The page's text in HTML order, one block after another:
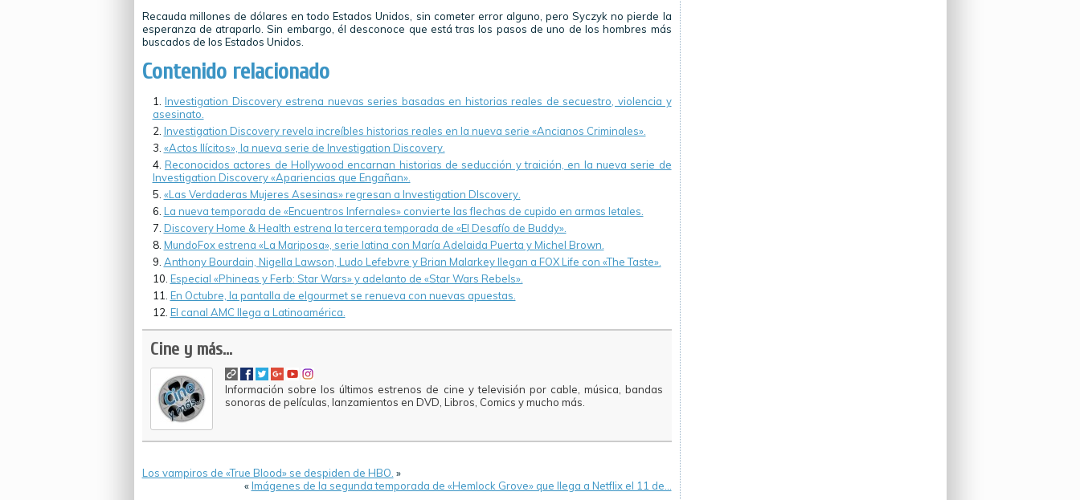
Recauda millones de dólares en todo Estados Unidos, sin cometer error alguno, pero Syczyk no pierde la
esperanza de atraparlo. Sin embargo, él desconoce que está tras los pasos de uno de los hombres más
buscados de los Estados Unidos.
Contenido relacionado
Investigation Discovery estrena nuevas series basadas en historias reales de secuestro, violencia y
asesinato.
Investigation Discovery revela increíbles historias reales en la nueva serie «Ancianos Criminales».
«Actos Ilícitos», la nueva serie de Investigation Discovery.
Reconocidos actores de Hollywood encarnan historias de seducción y traición, en la nueva serie de
Investigation Discovery «Apariencias que Engañan».
«Las Verdaderas Mujeres Asesinas» regresan a Investigation DIscovery.
La nueva temporada de «Encuentros Infernales» convierte las flechas de cupido en armas letales.
Discovery Home & Health estrena la tercera temporada de «El Desafío de Buddy».
MundoFox estrena «La Mariposa», serie latina con María Adelaida Puerta y Michel Brown.
Anthony Bourdain, Nigella Lawson, Ludo Lefebvre y Brian Malarkey llegan a FOX Life con «The Taste».
Especial «Phineas y Ferb: Star Wars» y adelanto de «Star Wars Rebels».
En Octubre, la pantalla de elgourmet se renueva con nuevas apuestas.
El canal AMC llega a Latinoamérica.
Cine y más...
Información sobre los últimos estrenos de cine y televisión por cable, música, bandas
sonoras de películas, lanzamientos en DVD, Libros, Comics y mucho más.
Los vampiros de «True Blood» se despiden de HBO. »
«Imágenes de la segunda temporada de «Hemlock Grove» que llega a Netflix el 11 de…